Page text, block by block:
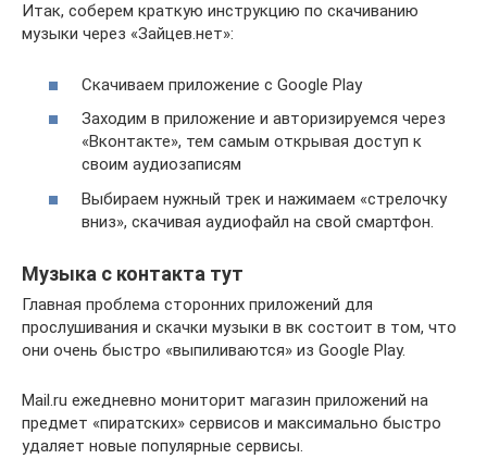
Итак, соберем краткую инструкцию по скачиванию
музыки через «Зайцев.нет»:
Скачиваем приложение с Google Play
Заходим в приложение и авторизируемся через
«Вконтакте», тем самым открывая доступ к
своим аудиозаписям
Выбираем нужный трек и нажимаем «стрелочку
вниз», скачивая аудиофайл на свой смартфон.
Музыка с контакта тут
Главная проблема сторонних приложений для
прослушивания и скачки музыки в вк состоит в том, что
они очень быстро «выпиливаются» из Google Play.
Mail.ru ежедневно мониторит магазин приложений на
предмет «пиратских» сервисов и максимально быстро
удаляет новые популярные сервисы.